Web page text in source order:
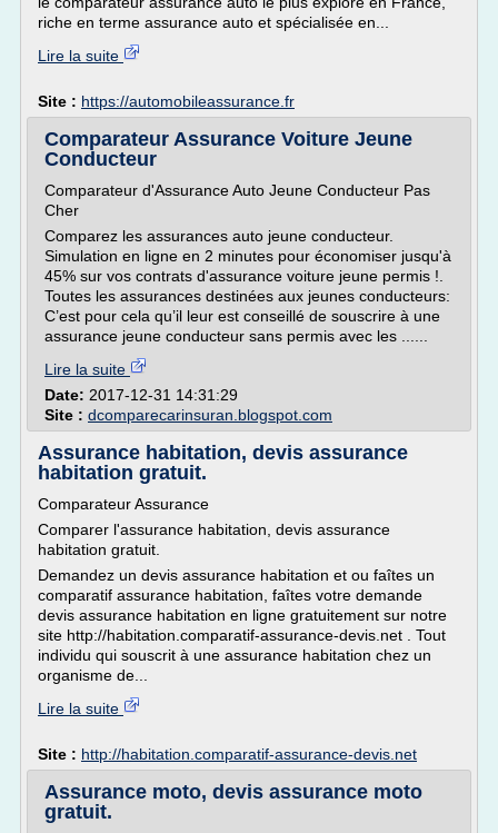
riche en terme assurance auto et spécialisée en...
Lire la suite
Site : https://automobileassurance.fr
Comparateur Assurance Voiture Jeune
Conducteur
Comparateur d'Assurance Auto Jeune Conducteur Pas
Cher
Comparez les assurances auto jeune conducteur.
Simulation en ligne en 2 minutes pour économiser jusqu'à
45% sur vos contrats d'assurance voiture jeune permis !.
Toutes les assurances destinées aux jeunes conducteurs:
C’est pour cela qu’il leur est conseillé de souscrire à une
assurance jeune conducteur sans permis avec les ......
Lire la suite
Date: 2017-12-31 14:31:29
Site : dcomparecarinsuran.blogspot.com
Assurance habitation, devis assurance
habitation gratuit.
Comparateur Assurance
Comparer l'assurance habitation, devis assurance
habitation gratuit.
Demandez un devis assurance habitation et ou faîtes un
comparatif assurance habitation, faîtes votre demande
devis assurance habitation en ligne gratuitement sur notre
site http://habitation.comparatif-assurance-devis.net . Tout
individu qui souscrit à une assurance habitation chez un
organisme de...
Lire la suite
Site : http://habitation.comparatif-assurance-devis.net
Assurance moto, devis assurance moto
gratuit.